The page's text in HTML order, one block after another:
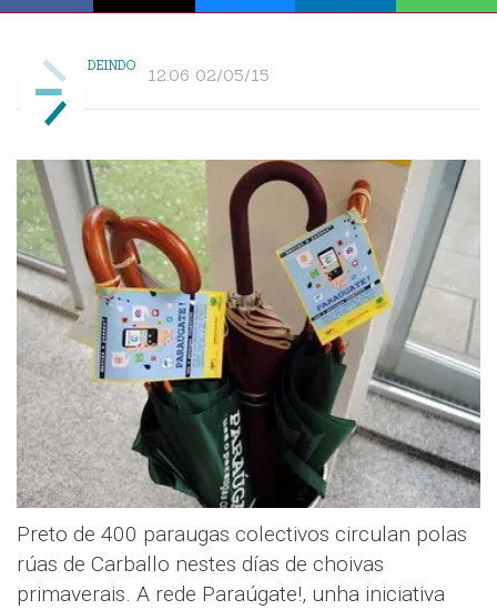
DEINDO 12:06 02/05/15
Preto de 400 paraugas colectivos circulan polas
rúas de Carballo nestes días de choivas
primaverais. A rede Paraúgate!, unha iniciativa